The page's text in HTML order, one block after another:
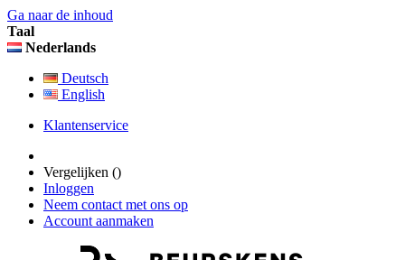
Ga naar de inhoud
Taal
Nederlands
Deutsch
English
Klantenservice
Vergelijken ()
Inloggen
Neem contact met ons op
Account aanmaken